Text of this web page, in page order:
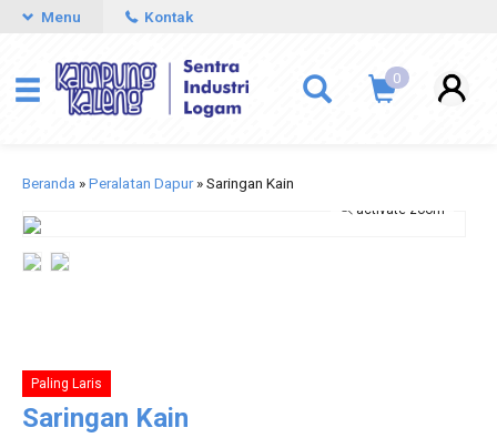
Menu Kontak
0
Beranda »Peralatan Dapur»Saringan Kain
activate zoom
Paling Laris
Saringan Kain